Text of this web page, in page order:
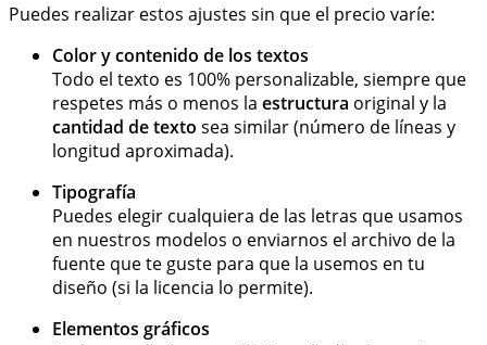
Puedes realizar estos ajustes sin que el precio varíe:
Color y contenido de los textos
Todo el texto es 100% personalizable, siempre que
respetes más o menos la estructura original y la
cantidad de texto sea similar (número de líneas y
longitud aproximada).
Tipografía
Puedes elegir cualquiera de las letras que usamos
en nuestros modelos o enviarnos el archivo de la
fuente que te guste para que la usemos en tu
diseño (si la licencia lo permite).
Elementos gráficos